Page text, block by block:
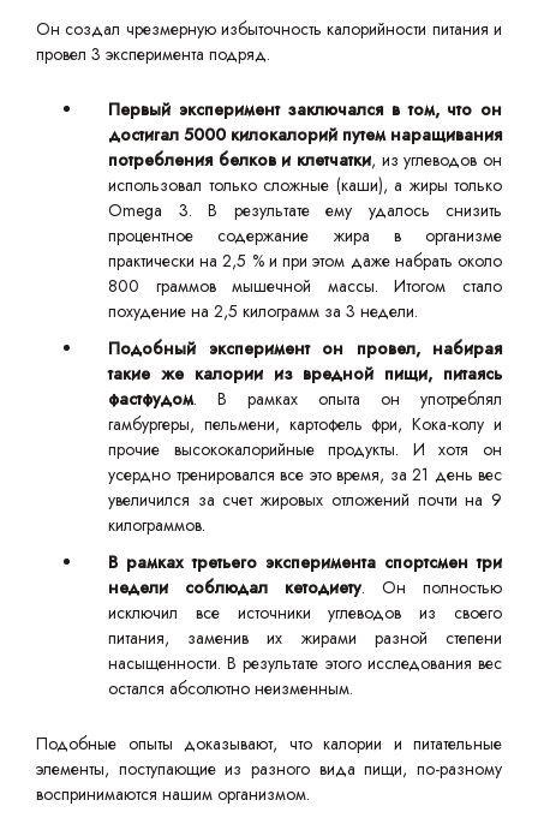
Он создал чрезмерную избыточность калорийности питания и
провел 3 эксперимента подряд.
Первый эксперимент заключался в том, что он
достигал 5000 килокалорий путем наращивания
потребления белков и клетчатки, из углеводов он
использовал только сложные (каши), а жиры только
Omega 3. В результате ему удалось снизить
процентное содержание жира в организме
практически на 2,5 % и при этом даже набрать около
800 граммов мышечной массы. Итогом стало
похудение на 2,5 килограмм за 3 недели.
Подобный эксперимент он провел, набирая
такие же калории из вредной пищи, питаясь
фастфудом. В рамках опыта он употреблял
гамбургеры, пельмени, картофель фри, Кока-колу и
прочие высококалорийные продукты. И хотя он
усердно тренировался все это время, за 21 день вес
увеличился за счет жировых отложений почти на 9
килограммов.
В рамках третьего эксперимента спортсмен три
недели соблюдал кетодиету. Он полностью
исключил все источники углеводов из своего
питания, заменив их жирами разной степени
насыщенности. В результате этого исследования вес
остался абсолютно неизменным.
Подобные опыты доказывают, что калории и питательные
элементы, поступающие из разного вида пищи, по-разному
воспринимаются нашим организмом.